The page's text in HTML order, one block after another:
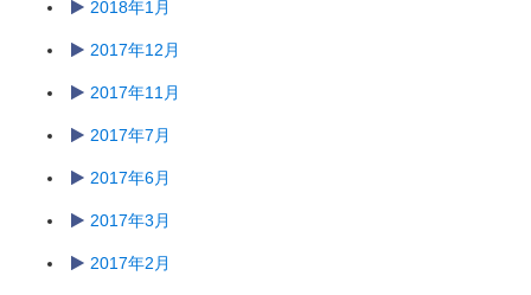
2018年1月
2017年12月
2017年11月
2017年7月
2017年6月
2017年3月
2017年2月